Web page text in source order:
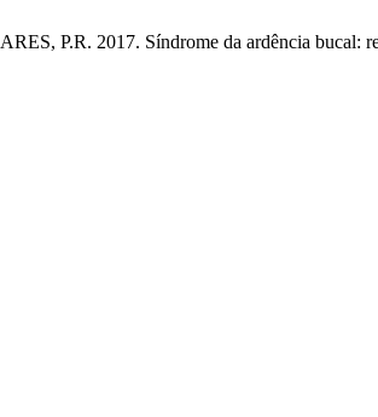
P.R. 2017. Síndrome da ardência bucal: